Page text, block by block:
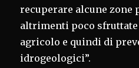
recuperare alcune zone
altrimenti poco
agricolo e quindi di
idrogeologici”.